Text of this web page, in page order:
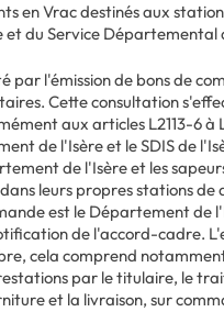
en Vrac destinés aux
du Service Départemental
par l'émission de bons de
Cette consultation
aux articles L2113-6 à
de l'Isère et le SDIS de
de l'Isère et les
leurs propres stations de
est le Département de
de l'accord-cadre.
cela comprend
par le titulaire, le
et la livraison, sur